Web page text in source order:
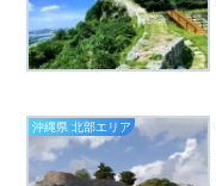
沖縄県 北部エリア